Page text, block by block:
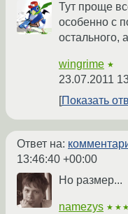
Тут проще
особенно с
остального,
wingrime ★
23.07.2011
Показать
Ответ на:
13:46:40 +00:00
Но размер...
namezys